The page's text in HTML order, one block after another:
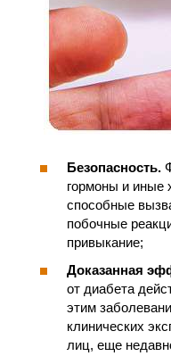
Безопасность.
гормоны и иные
способные
побочные
привыкание;
Доказанная
от диабета
этим
клинических
лиц, еще